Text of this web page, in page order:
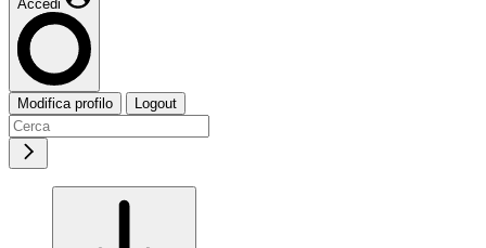
Accedi
Modifica profilo Logout